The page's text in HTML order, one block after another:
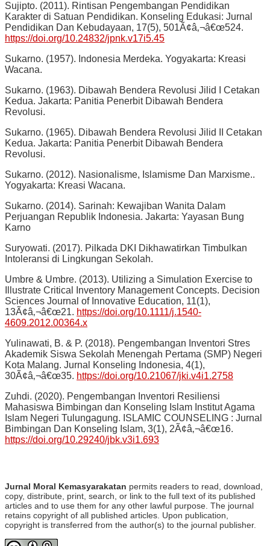
Sujipto. (2011). Rintisan Pengembangan Pendidikan
Karakter di Satuan Pendidikan. Konseling Edukasi: Jurnal
Pendidikan Dan Kebudayaan, 17(5), 501Ã¢â‚¬â€œ524.
https://doi.org/10.24832/jpnk.v17i5.45
Sukarno. (1957). Indonesia Merdeka. Yogyakarta: Kreasi
Wacana.
Sukarno. (1963). Dibawah Bendera Revolusi Jilid I Cetakan
Kedua. Jakarta: Panitia Penerbit Dibawah Bendera
Revolusi.
Sukarno. (1965). Dibawah Bendera Revolusi Jilid II Cetakan
Kedua. Jakarta: Panitia Penerbit Dibawah Bendera
Revolusi.
Sukarno. (2012). Nasionalisme, Islamisme Dan Marxisme..
Yogyakarta: Kreasi Wacana.
Sukarno. (2014). Sarinah: Kewajiban Wanita Dalam
Perjuangan Republik Indonesia. Jakarta: Yayasan Bung
Karno
Suryowati. (2017). Pilkada DKI Dikhawatirkan Timbulkan
Intoleransi di Lingkungan Sekolah.
Umbre & Umbre. (2013). Utilizing a Simulation Exercise to
Illustrate Critical Inventory Management Concepts. Decision
Sciences Journal of Innovative Education, 11(1),
13Ã¢â‚¬â€œ21. https://doi.org/10.1111/j.1540-
4609.2012.00364.x
Yulinawati, B. & P. (2018). Pengembangan Inventori Stres
Akademik Siswa Sekolah Menengah Pertama (SMP) Negeri
Kota Malang. Jurnal Konseling Indonesia, 4(1),
30Ã¢â‚¬â€œ35. https://doi.org/10.21067/jki.v4i1.2758
Zuhdi. (2020). Pengembangan Inventori Resiliensi
Mahasiswa Bimbingan dan Konseling Islam Institut Agama
Islam Negeri Tulungagung. ISLAMIC COUNSELING : Jurnal
Bimbingan Dan Konseling Islam, 3(1), 2Ã¢â‚¬â€œ16.
https://doi.org/10.29240/jbk.v3i1.693
Jurnal Moral Kemasyarakatan permits readers to read, download,
copy, distribute, print, search, or link to the full text of its published
articles and to use them for any other lawful purpose. The journal
retains copyright of all published articles. Upon publication,
copyright is transferred from the author(s) to the journal publisher.